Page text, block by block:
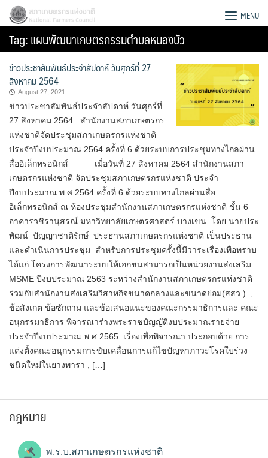
Skip
content
Search
for:
สภาเกษตรกรแห่งชาติ MENU
Tag:แผนพัฒนาเกษตรกรรมตำบลหนองบัว
ข่าวประชาสัมพันธ์ประจำสัปดาห์ วันศุกร์ที่ 27
สิงหาคม 2564
August 27, 2021
ข่าวประชาสัมพันธ์ประจำสัปดาห์ วันศุกร์ที่
27 สิงหาคม 2564 สำนักงานสภาเกษตรกร
แห่งชาติจัดประชุมสภาเกษตรกรแห่งชาติ
ประจำปีงบประมาณ 2564 ครั้งที่ 6 ด้วยระบบการประชุมทางไกลผ่าน
สื่ออิเล็กทรอนิกส์ เมื่อวันที่ 27 สิงหาคม 2564 สำนักงานสภา
เกษตรกรแห่งชาติ จัดประชุมสภาเกษตรกรแห่งชาติ ประจำ
ปีงบประมาณ พ.ศ.2564 ครั้งที่ 6 ด้วยระบบทางไกลผ่านสื่อ
อิเล็กทรอนิกส์ ณ ห้องประชุมสำนักงานสภาเกษตรกรแห่งชาติ ชั้น 6
อาคารวชิรานุสรณ์ มหาวิทยาลัยเกษตรศาสตร์ บางเขน โดย นายประ
พัฒน์ ปัญญาชาติรักษ์ ประธานสภาเกษตรกรแห่งชาติ เป็นประธาน
และดำเนินการประชุม สำหรับการประชุมครั้งนี้มีวาระเรื่องเพื่อทราบ
ได้แก่ โครงการพัฒนาระบบให้เอกชนสามารถเป็นหน่วยงานส่งเสริม
MSME ปีงบประมาณ 2563 ระหว่างสำนักงานสภาเกษตรกรแห่งชาติ
ร่วมกับสำนักงานส่งเสริมวิสาหกิจขนาดกลางและขนาดย่อม(สสว.) ,
ข้อสังเกต ข้อซักถาม และข้อเสนอแนะของคณะกรรมาธิการและ คณะ
อนุกรรมาธิการ พิจารณาร่างพระราชบัญญัติงบประมาณรายจ่าย
ประจำปีงบประมาณ พ.ศ.2565 เรื่องเพื่อพิจารณา ประกอบด้วย การ
แต่งตั้งคณะอนุกรรมการขับเคลื่อนการแก้ไขปัญหาภาวะโรคใบร่วง
ชนิดใหม่ในยางพารา , […]
กฎหมาย
พ.ร.บ.สภาเกษตรกรแห่งชาติ